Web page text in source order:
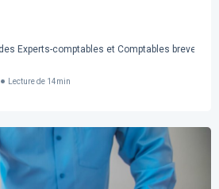
Experts-comptables et Comptables brevetés
Lecture de 14min